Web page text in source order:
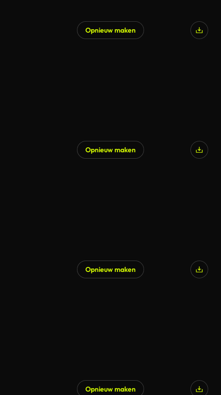
Opnieuw maken
Opnieuw maken
Opnieuw maken
Opnieuw maken